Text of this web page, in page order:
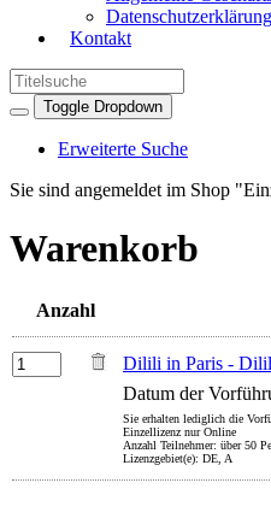
Datenschutzerklärung
Kontakt
Toggle Dropdown
Erweiterte Suche
Sie sind angemeldet im Shop
Warenkorb
Anzahl
Dilili in Paris -
Datum der
Sie erhalten lediglich die
Einzellizenz nur Online
Anzahl Teilnehmer: über 50
Lizenzgebiet(e): DE, A